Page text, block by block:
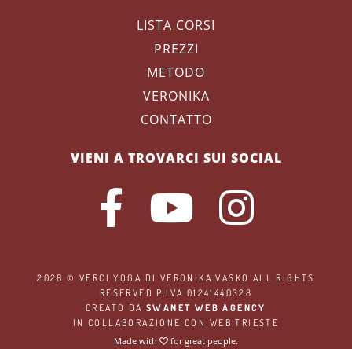
LISTA CORSI
PREZZI
METODO
VERONIKA
CONTATTO
VIENI A TROVARCI SUI SOCIAL
2026 ©VERCI YOGA DI VERONIKA VASKO ALL RIGHTS
RESERVED P.IVA 01241440328
CREATO DASWANET WEB AGENCY
IN COLLABORAZIONE CON WEB TRIESTE
Made with
for great people.